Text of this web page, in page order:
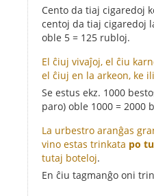
Cento da tiaj cigaredoj
centoj da tiaj cigaredoj
oble 5 = 125 rubloj.
El ĉiuj vivaĵoj, el ĉiu
el ĉiuj en la arkeon, ke
Se estus ekz. 1000
paro) oble 1000 = 2000
La urbestro aranĝas
vino estas trinkata po
tutaj boteloj.
En ĉiu tagmanĝo oni